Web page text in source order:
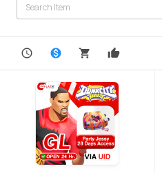
注册时间
已验证
位置
成功订单
总计销售数量
商品描述
服务质量
信
用